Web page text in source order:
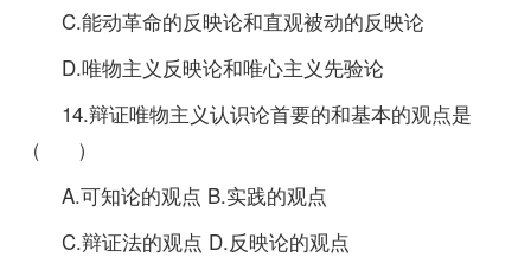
C.能动革命的反映论和直观被动的反映论
D.唯物主义反映论和唯心主义先验论
14.辩证唯物主义认识论首要的和基本的观点是
（ ）
A.可知论的观点 B.实践的观点
C.辩证法的观点 D.反映论的观点